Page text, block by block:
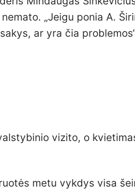
„Jeigu ponia A.
ar yra čia
vizito, o
metu vykdys visa